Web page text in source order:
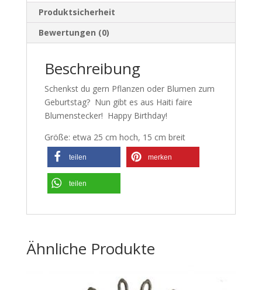
Produktsicherheit
Bewertungen (0)
Beschreibung
Schenkst du gern Pflanzen oder Blumen zum
Geburtstag? Nun gibt es aus Haiti faire
Blumenstecker! Happy Birthday!
Größe: etwa 25 cm hoch, 15 cm breit
teilen merken
teilen
Ähnliche Produkte